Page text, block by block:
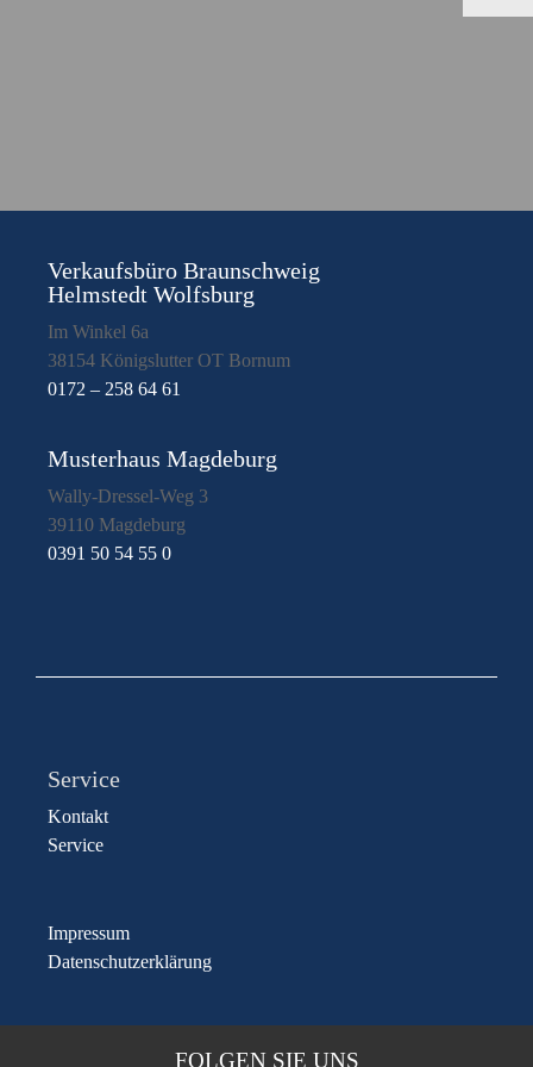
Verkaufsbüro Braunschweig
Helmstedt Wolfsburg
Im Winkel 6a
38154 Königslutter OT Bornum
0172 – 258 64 61
Musterhaus Magdeburg
Wally-Dressel-Weg 3
39110 Magdeburg
0391 50 54 55 0
Service
Kontakt
Service
Impressum
Datenschutzerklärung
FOLGEN SIE UNS